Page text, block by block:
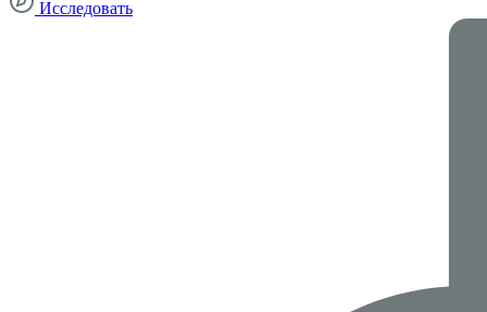
Исследовать